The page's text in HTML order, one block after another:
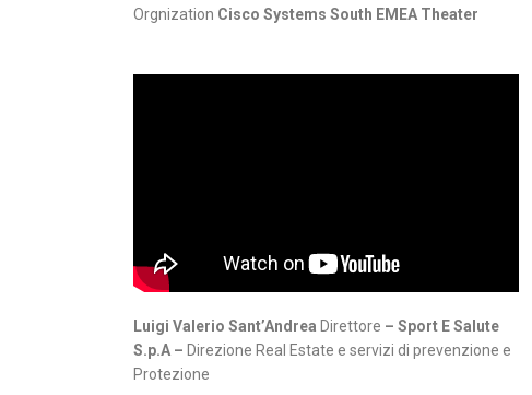
Orgnization Cisco Systems South EMEA Theater
Luigi Valerio Sant’Andrea Direttore – Sport E Salute
S.p.A – Direzione Real Estate e servizi di prevenzione e
Protezione